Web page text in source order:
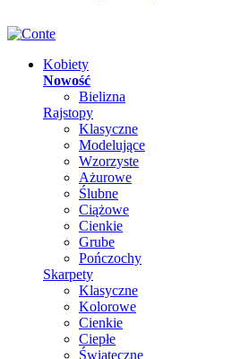
Kobiety
Nowość
Bielizna
Rajstopy
Klasyczne
Modelujące
Wzorzyste
Ażurowe
Ślubne
Ciążowe
Cienkie
Grube
Pończochy
Skarpety
Klasyczne
Kolorowe
Cienkie
Ciepłe
Świąteczne